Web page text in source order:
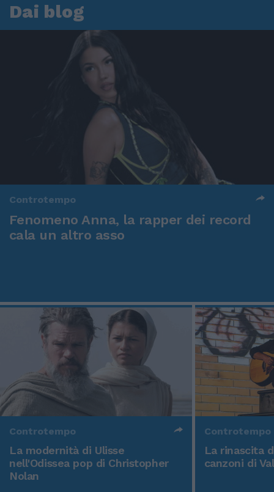
Dai blog
Controtempo
Fenomeno Anna, la rapper dei record
cala un altro asso
Controtempo
La modernità di Ulisse
nell'Odissea pop di Christopher
Nolan
Controtempo
La rinascita
canzoni di